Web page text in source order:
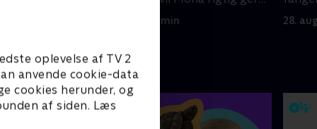
oplevelse af TV 2
anvende cookie-data
cookies herunder, og
af siden. Læs
28. august 2021 • 5 min 28.